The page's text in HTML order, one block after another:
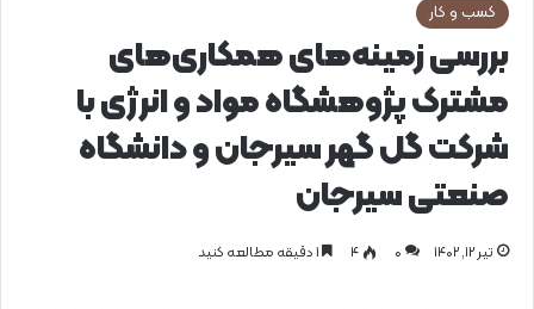
کسب و کار
بررسی زمینه‌های همکاری‌های
مشترک پژوهشگاه مواد و انرژی با
شرکت گل گهر سیرجان و دانشگاه
صنعتی سیرجان
تیر ۱۲, ۱۴۰۲ 0 ۴